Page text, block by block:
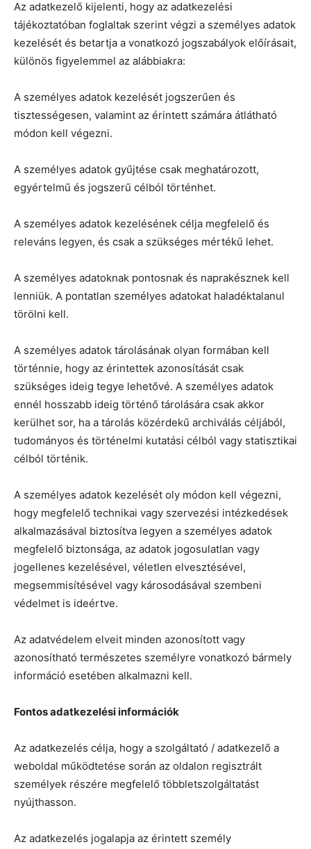
Az adatkezelő kijelenti, hogy az adatkezelési
tájékoztatóban foglaltak szerint végzi a személyes adatok
kezelését és betartja a vonatkozó jogszabályok előírásait,
különös figyelemmel az alábbiakra:
A személyes adatok kezelését jogszerűen és
tisztességesen, valamint az érintett számára átlátható
módon kell végezni.
A személyes adatok gyűjtése csak meghatározott,
egyértelmű és jogszerű célból történhet.
A személyes adatok kezelésének célja megfelelő és
releváns legyen, és csak a szükséges mértékű lehet.
A személyes adatoknak pontosnak és naprakésznek kell
lenniük. A pontatlan személyes adatokat haladéktalanul
törölni kell.
A személyes adatok tárolásának olyan formában kell
történnie, hogy az érintettek azonosítását csak
szükséges ideig tegye lehetővé. A személyes adatok
ennél hosszabb ideig történő tárolására csak akkor
kerülhet sor, ha a tárolás közérdekű archiválás céljából,
tudományos és történelmi kutatási célból vagy statisztikai
célból történik.
A személyes adatok kezelését oly módon kell végezni,
hogy megfelelő technikai vagy szervezési intézkedések
alkalmazásával biztosítva legyen a személyes adatok
megfelelő biztonsága, az adatok jogosulatlan vagy
jogellenes kezelésével, véletlen elvesztésével,
megsemmisítésével vagy károsodásával szembeni
védelmet is ideértve.
Az adatvédelem elveit minden azonosított vagy
azonosítható természetes személyre vonatkozó bármely
információ esetében alkalmazni kell.
Fontos adatkezelési információk
Az adatkezelés célja, hogy a szolgáltató / adatkezelő a
weboldal működtetése során az oldalon regisztrált
személyek részére megfelelő többletszolgáltatást
nyújthasson.
Az adatkezelés jogalapja az érintett személy